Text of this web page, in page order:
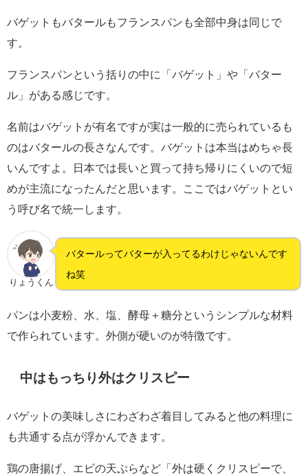
バゲットもバタールもフランスパンも全部中身は同じで
す。
フランスパンという括りの中に「バゲット」や「バター
ル」がある感じです。
名前はバゲットが有名ですが実は一般的に売られているも
のはバタールの長さなんです。バゲットは本当はめちゃ長
いんですよ。日本では長いと買って持ち帰りにくいので短
めが主流になったんだと思います。ここではバゲットとい
う呼び名で統一します。
りょうくん
バタールってバターが入ってるわけじゃないんです
ね笑
パンは小麦粉、水、塩、酵母＋糖分というシンプルな材料
で作られています。外側が硬いのが特徴です。
中はもっちり外はクリスピー
バゲットの美味しさにわざわざ着目してみると他の料理に
も共通する点が浮かんできます。
鶏の唐揚げ、エビの天ぷらなど「外は硬くクリスピーで、